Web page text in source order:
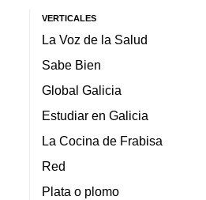
VERTICALES
La Voz de la Salud
Sabe Bien
Global Galicia
Estudiar en Galicia
La Cocina de Frabisa
Red
Plata o plomo